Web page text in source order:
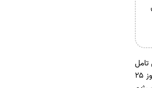
برانگیز، گروهی از شهرک‌نشینان اسرائیلی اعلام کردند برای فراهم شدن بازگشت فوری ساکنان مناطق مرزی به خانه‌هایشان، روز ۲۵